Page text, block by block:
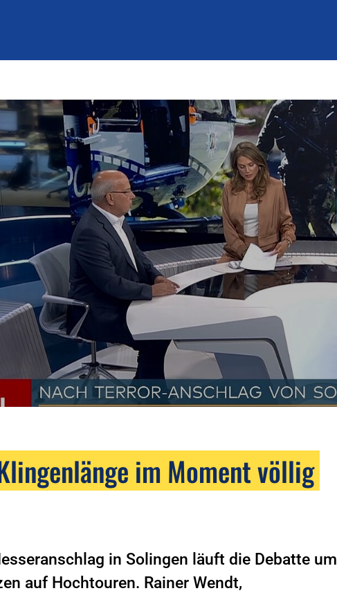
im Moment völlig
in Solingen läuft die Debatte um
auf Hochtouren. Rainer Wendt,